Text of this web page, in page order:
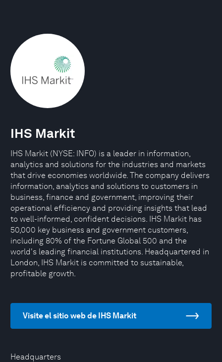
Headquarters
IHS Markit
IHS Markit (NYSE: INFO) is a leader in information,
analytics and solutions for the industries and markets
that drive economies worldwide. The company delivers
information, analytics and solutions to customers in
business, finance and government, improving their
operational efficiency and providing insights that lead
to well-informed, confident decisions. IHS Markit has
50,000 key business and government customers,
including 80% of the Fortune Global 500 and the
world's leading financial institutions. Headquartered in
London, IHS Markit is committed to sustainable,
profitable growth.
Visite el sitio web de IHS Markit